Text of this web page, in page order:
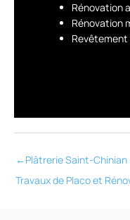
Rénovation
Rénovation
Revêtement
←Plâtrerie Saint-Chinian
Travaux de Placo et